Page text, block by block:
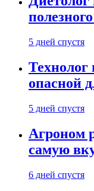
5 дней спустя
Технолог
опасной
5 дней спустя
Агроном
самую
6 дней спустя